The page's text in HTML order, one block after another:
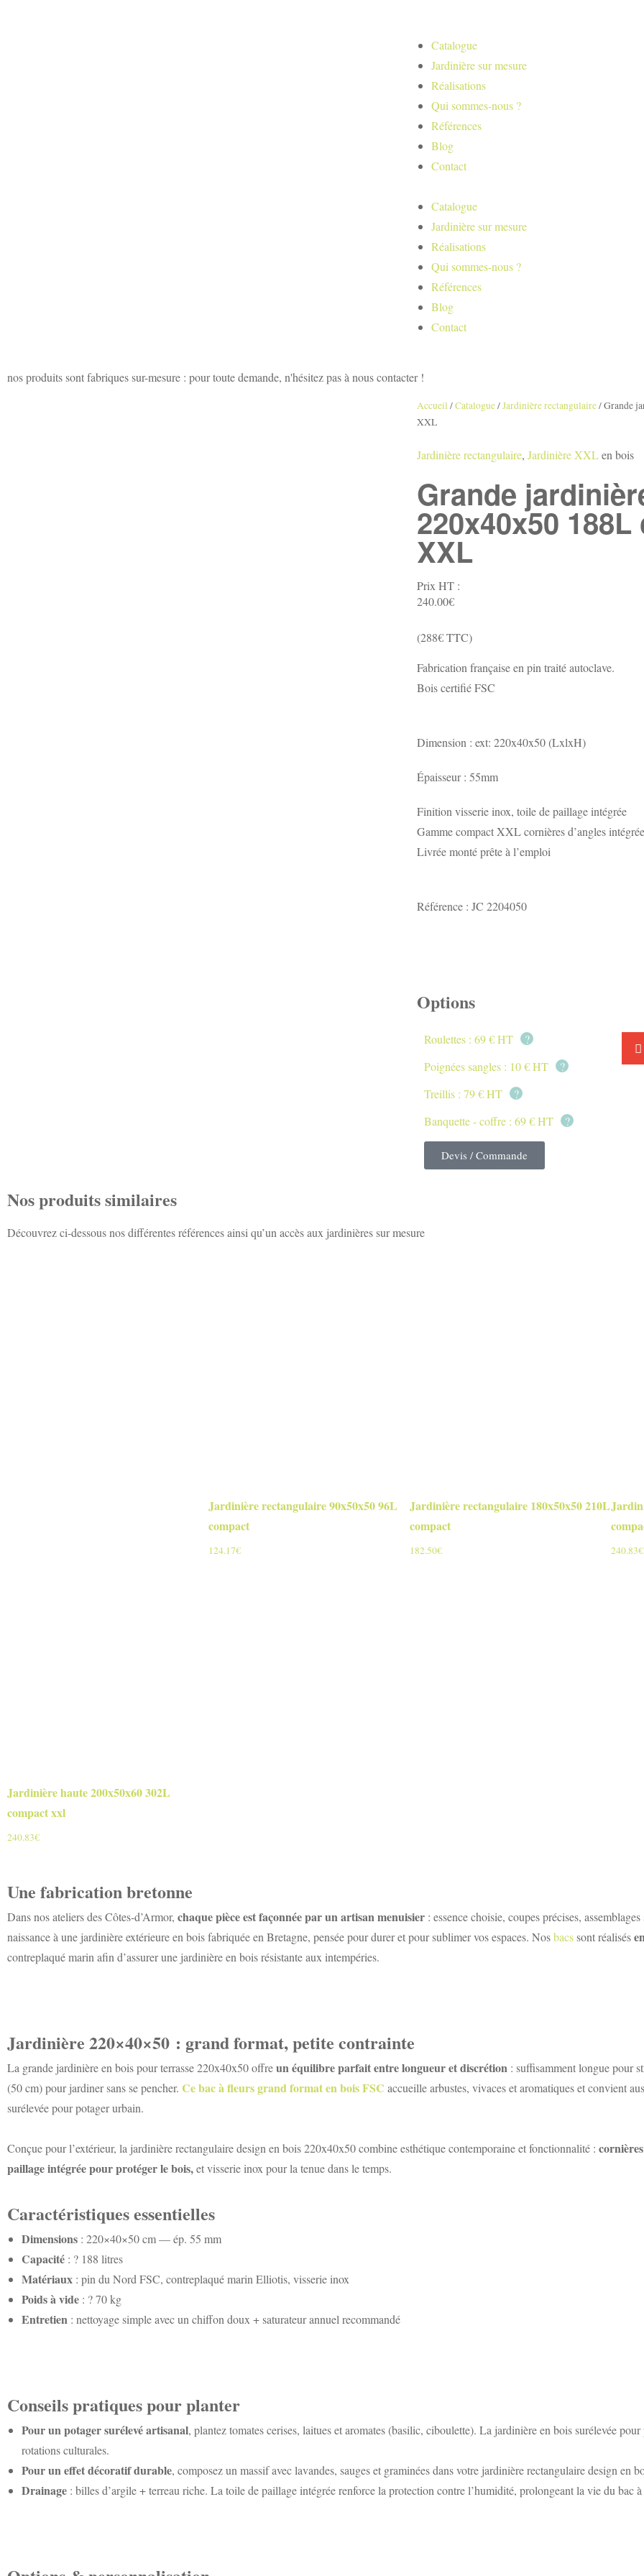
Catalogue
Jardinière sur mesure
Réalisations
Qui sommes-nous ?
Références
Blog
Contact
Catalogue
Jardinière sur mesure
Réalisations
Qui sommes-nous ?
Références
Blog
Contact
nos produits sont fabriques sur-mesure : pour toute demande, n'hésitez pas à nous contacter !
Accueil /Catalogue/Jardinière rectangulaire/Grande
XXL
Jardinière rectangulaire, Jardinière XXLen bois
Grande
220x40x50
XXL
Prix HT :
240.00€
(288€ TTC)
Fabrication française en pin traité autoclave.
Bois certifié FSC
Dimension : ext: 220x40x50 (LxlxH)
Épaisseur : 55mm
Finition visserie inox, toile de paillage intégrée
Gamme compact XXL cornières d’angles
Livrée monté prête à l’emploi
Référence : JC 2204050
Options
Roulettes : 69 € HT
?
Poignées sangles : 10 € HT
?
Treillis : 79 € HT
?
Banquette - coffre : 69 € HT
?
Devis / Commande
Nos produits similaires
Découvrez ci-dessous nos différentes références ainsi qu’un accès aux jardinières sur mesure
Jardinière rectangulaire 90x50x50 96L
compact
124.17€
Jardinière rectangulaire 180x50x50 210L
compact
182.50€ 240.83€
Jardinière haute 200x50x60 302L
compact xxl
240.83€
Une fabrication bretonne
Dans nos ateliers des Côtes-d’Armor, chaque pièce est façonnée par un artisan menuisier : essence choisie, coupes précises,
naissance à une jardinière extérieure en bois fabriquée en Bretagne, pensée pour durer et pour sublimer vos espaces. Nosbacssont réalisés
contreplaqué marin afin d’assurer une jardinière en bois résistante aux intempéries.
Jardinière 220×40×50 : grand format, petite contrainte
La grande jardinière en bois pour terrasse 220x40x50 offreun équilibre parfait entre longueur et discrétion : suffisamment longue pour
(50 cm) pour jardiner sans se pencher. Ce bac à fleurs grand format en bois FSC accueille arbustes, vivaces et aromatiques et convient
surélevée pour potager urbain.
Conçue pour l’extérieur, la jardinière rectangulaire design en bois 220x40x50 combine esthétique contemporaine et fonctionnalité :
paillage intégrée pour protéger le bois,et visserie inox pour la tenue dans le temps.
Caractéristiques essentielles
Dimensions : 220×40×50 cm — ép. 55 mm
Capacité : ? 188 litres
Matériaux : pin du Nord FSC, contreplaqué marin Elliotis, visserie inox
Poids à vide : ? 70 kg
Entretien : nettoyage simple avec un chiffon doux + saturateur annuel recommandé
Conseils pratiques pour planter
Pour un potager surélevé artisanal, plantez tomates cerises, laitues et aromates (basilic, ciboulette). La jardinière en bois surélevée
rotations culturales.
Pour un effet décoratif durable, composez un massif avec lavandes, sauges et graminées dans votre jardinière rectangulaire design en
Drainage : billes d’argile + terreau riche. La toile de paillage intégrée renforce la protection contre l’humidité, prolongeant la vie du bac